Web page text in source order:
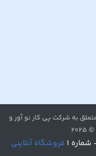
به شرکت پی کار نو آور و
۱ فروشگاه آنلاینی